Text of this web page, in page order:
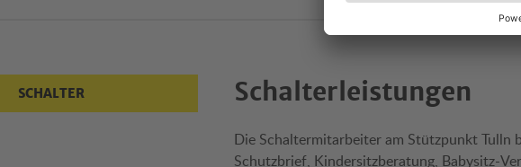
SCHALTER Schalterleistungen
Die Schaltermitarbeiter am Stützpunkt Tulln
Schutzbrief, Kindersitzberatung, Babysitz-